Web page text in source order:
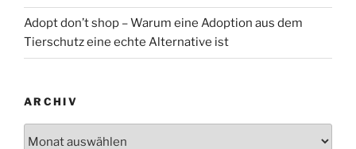
Adopt don’t shop – Warum eine Adoption aus dem
Tierschutz eine echte Alternative ist
ARCHIV